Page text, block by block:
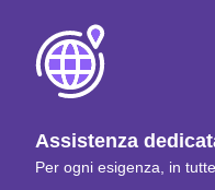
Assistenza
Per ogni esigenza, in